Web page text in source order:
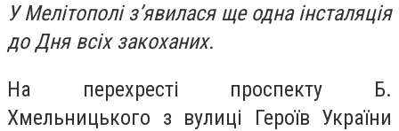
У Мелітополі з’явилася ще однаінсталяція
до Дня всіх закоханих.
На перехресті проспекту Б.
Хмельницького з вулиці Героїв України